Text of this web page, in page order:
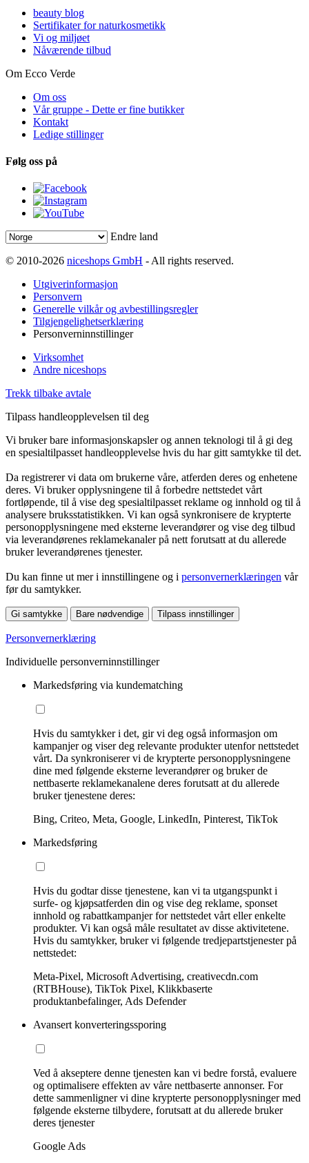
beauty blog
Sertifikater for naturkosmetikk
Vi og miljøet
Nåværende tilbud
Om Ecco Verde
Om oss
Vår gruppe - Dette er fine butikker
Kontakt
Ledige stillinger
Følg oss på
Endre land
© 2010-2026 niceshops GmbH - All rights reserved.
Utgiverinformasjon
Personvern
Generelle vilkår og avbestillingsregler
Tilgjengelighetserklæring
Personverninnstillinger
Virksomhet
Andre niceshops
Trekk tilbake avtale
Tilpass handleopplevelsen til deg
Vi bruker bare informasjonskapsler og annen teknologi til å gi deg
en spesialtilpasset handleopplevelse hvis du har gitt samtykke til det.
Da registrerer vi data om brukerne våre, atferden deres og enhetene
deres. Vi bruker opplysningene til å forbedre nettstedet vårt
fortløpende, til å vise deg spesialtilpasset reklame og innhold og til å
analysere bruksstatistikken. Vi kan også synkronisere de krypterte
personopplysningene med eksterne leverandører og vise deg tilbud
via leverandørenes reklamekanaler på nett forutsatt at du allerede
bruker leverandørenes tjenester.
Du kan finne ut mer i innstillingene og i personvernerklæringen vår
før du samtykker.
Gi samtykke Bare nødvendige Tilpass innstillinger
Personvernerklæring
Individuelle personverninnstillinger
Markedsføring via kundematching
Hvis du samtykker i det, gir vi deg også informasjon om
kampanjer og viser deg relevante produkter utenfor nettstedet
vårt. Da synkroniserer vi de krypterte personopplysningene
dine med følgende eksterne leverandører og bruker de
nettbaserte reklamekanalene deres forutsatt at du allerede
bruker tjenestene deres:
Bing, Criteo, Meta, Google, LinkedIn, Pinterest, TikTok
Markedsføring
Hvis du godtar disse tjenestene, kan vi ta utgangspunkt i
surfe- og kjøpsatferden din og vise deg reklame, sponset
innhold og rabattkampanjer for nettstedet vårt eller enkelte
produkter. Vi kan også måle resultatet av disse aktivitetene.
Hvis du samtykker, bruker vi følgende tredjepartstjenester på
nettstedet:
Meta-Pixel, Microsoft Advertising, creativecdn.com
(RTBHouse), TikTok Pixel, Klikkbaserte
produktanbefalinger, Ads Defender
Avansert konverteringssporing
Ved å akseptere denne tjenesten kan vi bedre forstå, evaluere
og optimalisere effekten av våre nettbaserte annonser. For
dette sammenligner vi dine krypterte personopplysninger med
følgende eksterne tilbydere, forutsatt at du allerede bruker
deres tjenester
Google Ads